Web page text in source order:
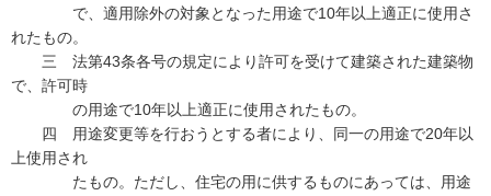
で、適用除外の対象となった用途で10年以上適正に使用さ
れたもの。
三 法第43条各号の規定により許可を受けて建築された建築物
で、許可時
の用途で10年以上適正に使用されたもの。
四 用途変更等を行おうとする者により、同一の用途で20年以
上使用され
たもの。ただし、住宅の用に供するものにあっては、用途